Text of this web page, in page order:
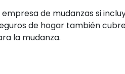
de mudanzas si
de hogar también
la mudanza.